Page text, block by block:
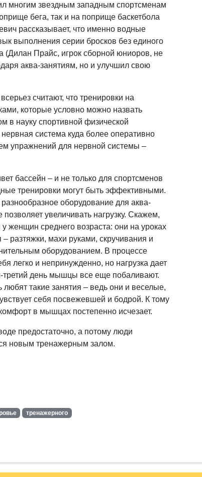
многим звездным западным спортсменам
бега, так и на поприще баскетбола
рассказывает, что именно водные
выполнения серии бросков без единого
(Дилан Прайс, игрок сборной юниоров, не
аква-занятиям, но и улучшил свою
считают, что тренировки на
которые условно можно назвать
в науку спортивной физической
система куда более оперативно
упражнений для нервной системы –
бассейн – и не только для спортсменов
тренировки могут быть эффективными.
оборудование для аква-
увеличивать нагрузку. Скажем,
женщин среднего возраста: они на уроках
разтяжки, махи руками, скручивания и
оборудованием. В процессе
легко и непринужденно, но нагрузка дает
третий день мышцы все еще побаливают.
такие занятия – ведь они и веселые,
себя посвежевшей и бодрой. К тому
в мышцах постепенно исчезает.
предостаточно, а потому люди
новым тренажерным залом.
тренажерного